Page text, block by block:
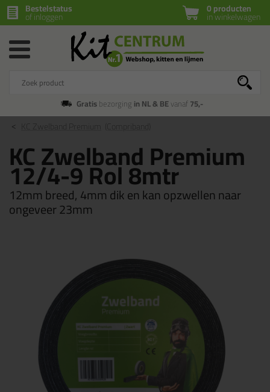
0 producten
in winkelwagen
Bestelstatus
of inloggen
Gratisbezorging in NL & BEvanaf75,-
KC Zwelband Premium
KC Zwelband Premium
12/4-9 Rol 8mtr
12mm breed, 4mm dik en kan opzwellen naar
ongeveer 23mm